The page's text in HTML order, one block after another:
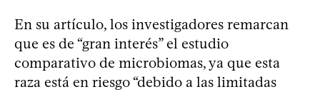
En su artículo, los investigadores remarcan
que es de “gran interés” el estudio
comparativo de microbiomas, ya que esta
raza está en riesgo “debido a las limitadas